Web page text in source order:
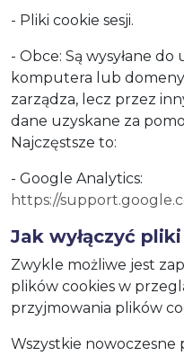
- Pliki cookie sesji.
- Obce: Są wysyłane
komputera lub
zarządza, lecz przez
dane uzyskane za
Najczęstsze to:
- Google Analytics:
https://
Jak wyłączyć
Zwykle możliwe jest
plików cookies w
przyjmowania plików
Wszystkie